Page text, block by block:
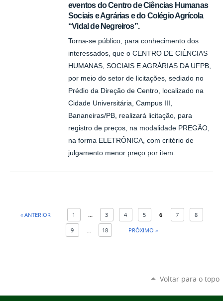
eventos do Centro de Ciências Humanas
Sociais e Agrárias e do Colégio Agrícola
“Vidal de Negreiros”.
Torna-se público, para conhecimento dos
interessados, que o CENTRO DE CIÊNCIAS
HUMANAS, SOCIAIS E AGRÁRIAS DA UFPB,
por meio do setor de licitações, sediado no
Prédio da Direção de Centro, localizado na
Cidade Universitária, Campus III,
Bananeiras/PB, realizará licitação, para
registro de preços, na modalidade PREGÃO,
na forma ELETRÔNICA, com critério de
julgamento menor preço por item.
« ANTERIOR 1 ... 3 4 5 6 7 8
9 ... 18 PRÓXIMO »
Voltar para o topo